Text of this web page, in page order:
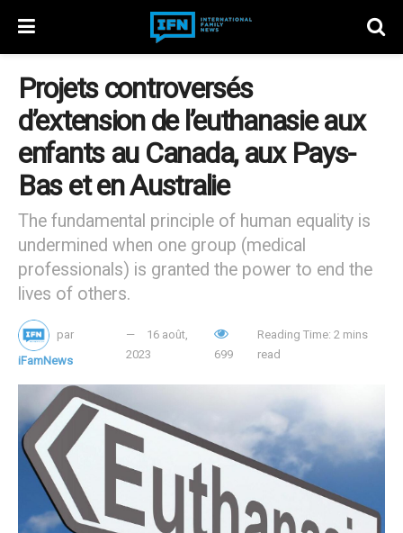
Projets controversés
d’extension de l’euthanasie aux
enfants au Canada, aux Pays-
Bas et en Australie
The fundamental principle of human equality is
undermined when one group (medical
professionals) is granted the power to end the
lives of others.
par
iFamNews
16 août,
2023
699
Reading Time: 2 mins
read